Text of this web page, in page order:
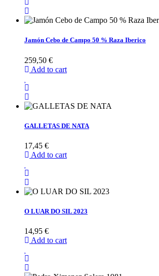
Jamón Cebo de Campo 50 % Raza Iberico
259,50 €
Add to cart
GALLETAS DE NATA
17,45 €
Add to cart
O LUAR DO SIL 2023
14,95 €
Add to cart